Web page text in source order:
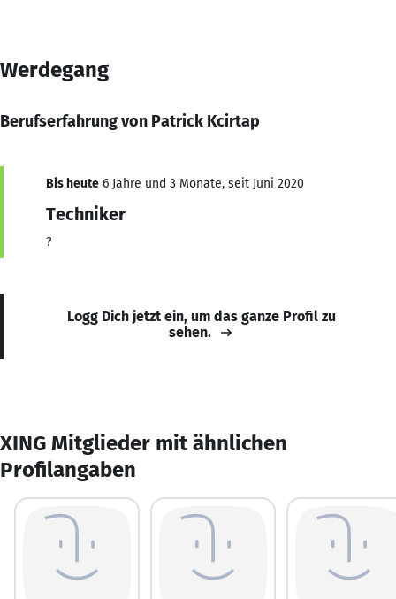
Werdegang
Berufserfahrung von Patrick Kcirtap
Bis heute 6 Jahre und 3 Monate, seit Juni 2020
Techniker
?
Logg Dich jetzt ein, um das ganze Profil zu
sehen.
XING Mitglieder mit ähnlichen
Profilangaben